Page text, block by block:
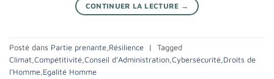
CONTINUER LA LECTURE →
Posté dans Partie prenante,Résilience |
Tagged
Climat,Compétitivité,Conseil d’Administration,Cybersécurité,Droits de
l’Homme,Egalité Homme